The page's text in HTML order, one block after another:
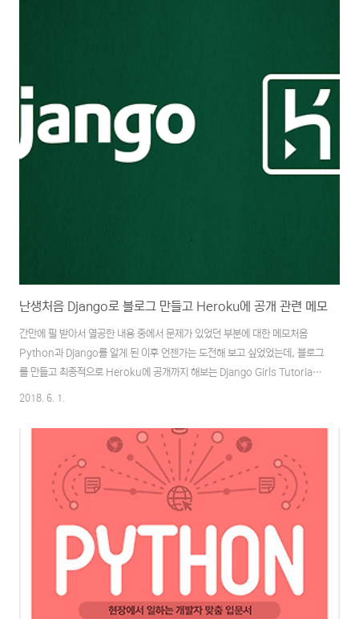
난생처음 Django로 블로그 만들고 Heroku에 공개 관련 메모
간만에 필 받아서 열공한 내용 중에서 문제가 있었던 부분에 대한 메모처음
Python과 Django를 알게 된 이후 언젠가는 도전해 보고 싶었었는데, 블로그
를 만들고 최종적으로 Heroku에 공개까지 해보는 Django Girls Tutorial을
따라 해봤다.문제 1. 업그레이드처음 시작은 일본쪽 튜토리얼을 보고 시작했
었었다. (참고로 한국어 튜토리얼은 이쪽에서.) git push heroku master
로컬에서의 작업을 마무리하고 배포를 위한 과정을 위해 명령어를 실행하자 문
제가 발생했다. ... ... remote: Command "python setup.py egg_info"
failed with error code 1 ..
2018. 6. 1.